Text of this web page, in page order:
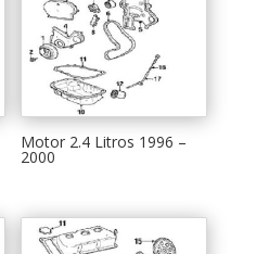
Motor 2.4 Litros 1996 –
2000